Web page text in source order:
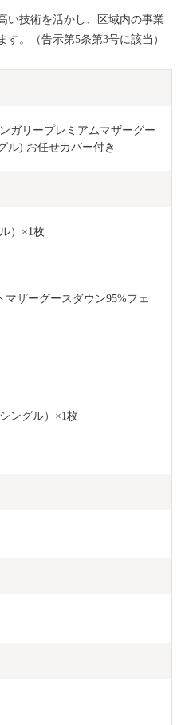
い技術を活かし、区域内の事業
。（告示第5条第3号に該当）
ガリープレミアムマザーグー
ル) お任せカバー付き
）×1枚
ザーグースダウン95%フェ
ングル）×1枚